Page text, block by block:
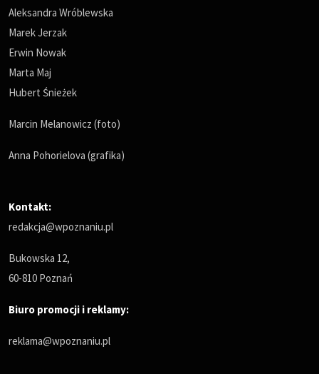
Aleksandra Wróblewska
Marek Jerzak
Erwin Nowak
Marta Maj
Hubert Śnieżek
Marcin Melanowicz (foto)
Anna Pohorielova (grafika)
Kontakt:
redakcja@wpoznaniu.pl
Bukowska 12,
60-810 Poznań
Biuro promocji i reklamy:
reklama@wpoznaniu.pl